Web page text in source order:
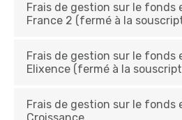
Frais de gestion sur le fonds
France 2 (fermé à la
Frais de gestion sur le fonds
Elixence (fermé à la
Frais de gestion sur le fonds
Croissance